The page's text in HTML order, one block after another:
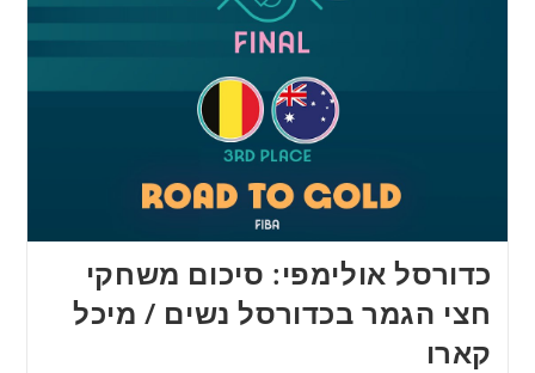
כדורסל אולימפי: סיכום משחקי
חצי הגמר בכדורסל נשים / מיכל
קארו